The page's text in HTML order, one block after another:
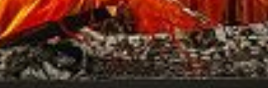
Austroflamm Clou Compact Cook